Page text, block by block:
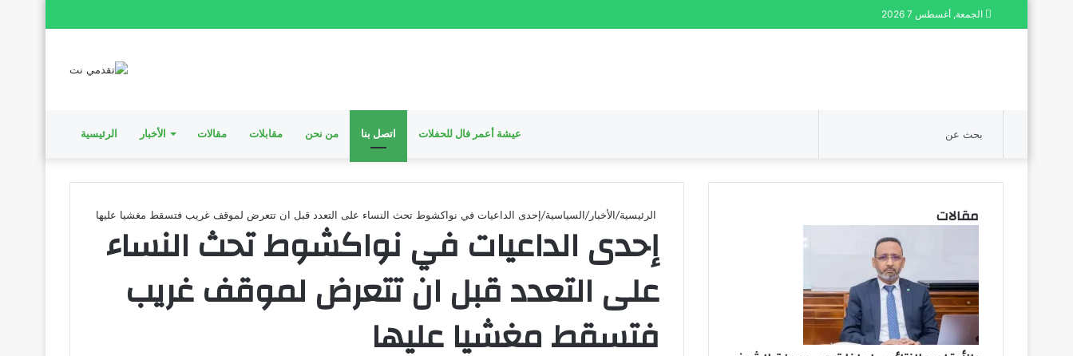
الجمعة, أغسطس 7 2026
الرئيسية الأخبار مقالات مقابلات من نحن اتصل بنا عيشة أعمر فال للحفلات بحث
عن
الرئيسية/الأخبار/السياسية/إحدى الداعيات في نواكشوط تحث النساء على التعدد قبل ان تتعرض لموقف غريب فتسقط مغشيا عليها
إحدى الداعيات في نواكشوط تحث النساء
على التعدد قبل ان تتعرض لموقف غريب
فتسقط مغشيا عليها
مقالات